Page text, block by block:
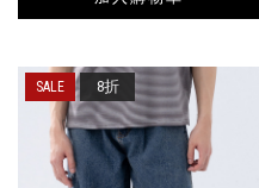
8折